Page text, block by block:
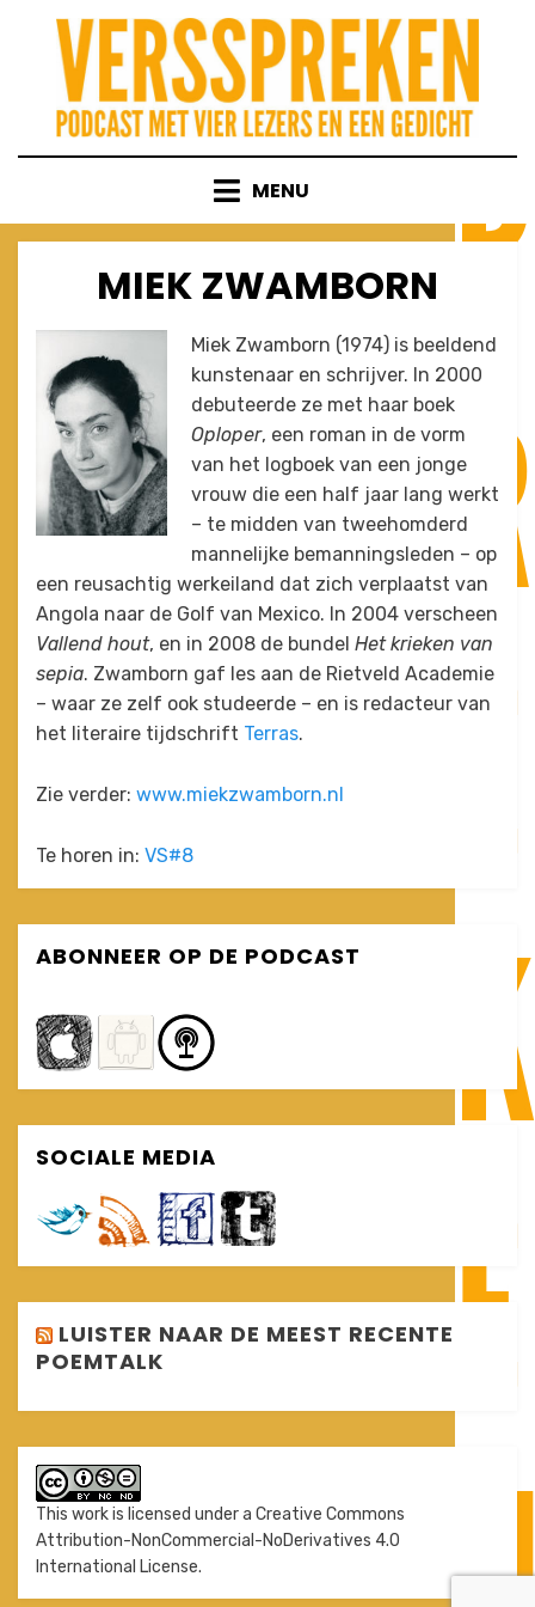
content
MENU
MIEK ZWAMBORN
Miek Zwamborn (1974) is beeldend
kunstenaar en schrijver. In 2000
debuteerde ze met haar boek
Oploper, een roman in de vorm
van het logboek van een jonge
vrouw die een half jaar lang werkt
– te midden van tweehomderd
mannelijke bemanningsleden – op
een reusachtig werkeiland dat zich verplaatst van
Angola naar de Golf van Mexico. In 2004 verscheen
Vallend hout, en in 2008 de bundel Het krieken van
sepia. Zwamborn gaf les aan de Rietveld Academie
– waar ze zelf ook studeerde – en is redacteur van
het literaire tijdschrift Terras.
Zie verder: www.miekzwamborn.nl
Te horen in: VS#8
ABONNEER OP DE PODCAST
SOCIALE MEDIA
LUISTER NAAR DE MEEST RECENTE
POEMTALK
This work is licensed under a Creative Commons
Attribution-NonCommercial-NoDerivatives 4.0
International License.